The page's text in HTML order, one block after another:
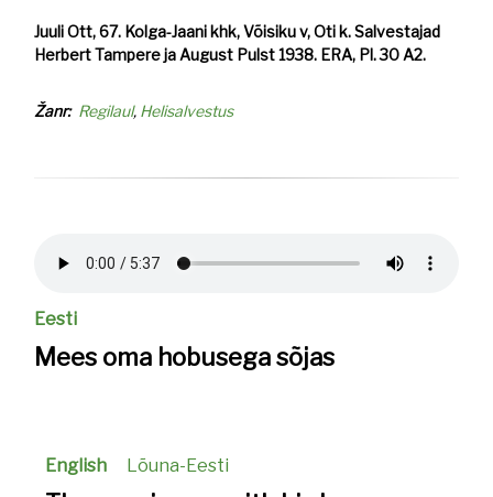
Juuli Ott, 67. Kolga-Jaani khk, Võisiku v, Oti k. Salvestajad
Herbert Tampere ja August Pulst 1938. ERA, Pl. 30 A2.
Žanr Regilaul Helisalvestus
Eesti
Mees oma hobusega sõjas
English Lõuna-Eesti